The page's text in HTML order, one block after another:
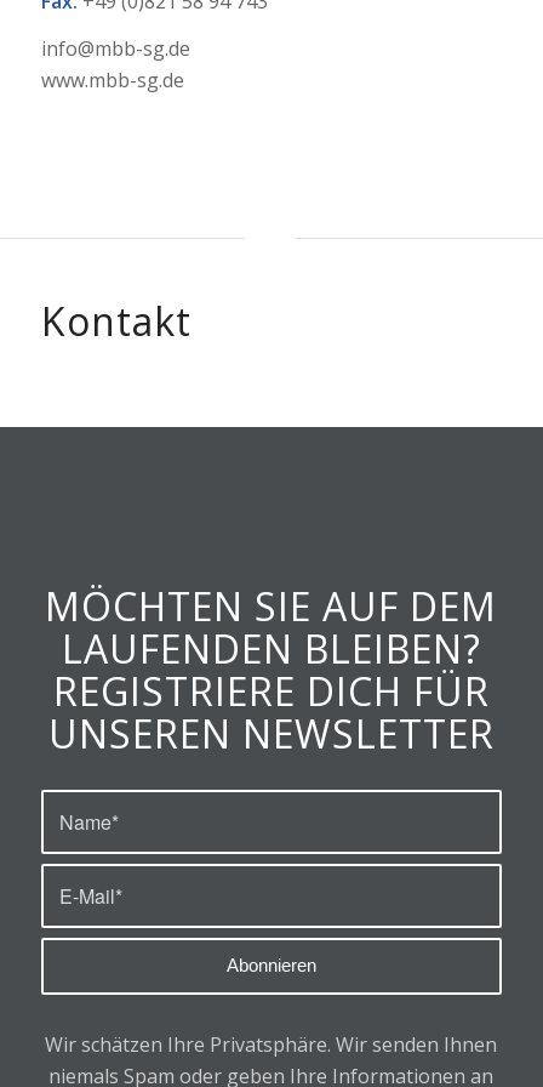
info@mbb-sg.de
www.mbb-sg.de
Kontakt
MÖCHTEN SIE AUF DEM
LAUFENDEN BLEIBEN?
REGISTRIERE DICH FÜR
UNSEREN NEWSLETTER
Wir schätzen Ihre Privatsphäre. Wir senden Ihnen
niemals Spam oder geben Ihre Informationen an